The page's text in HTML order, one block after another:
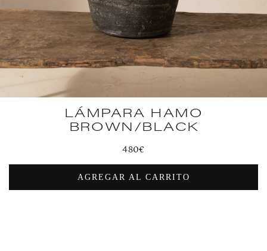
LÁMPARA HAMO
BROWN/BLACK
Precio
480€
AGREGAR AL CARRITO